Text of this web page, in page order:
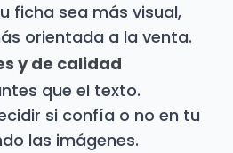
ficha sea más visual,
orientada a la venta.
y de calidad
que el texto.
si confía o no en tu
las imágenes.